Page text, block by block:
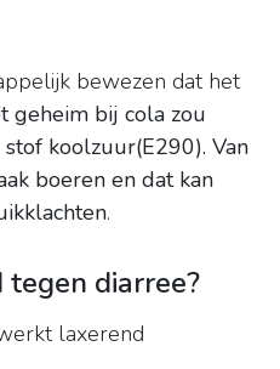
bewezen dat het
geheim bij cola zou
koolzuur(E290). Van
boeren en dat kan
.
diarree?
laxerend